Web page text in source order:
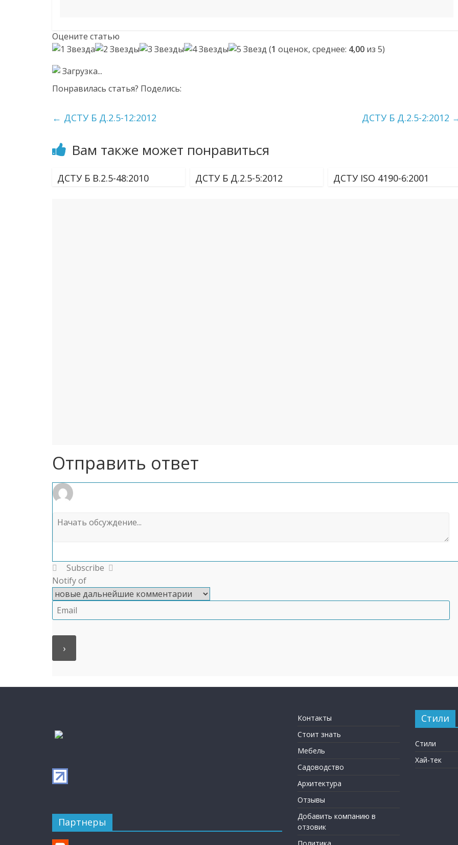
Оцените статью
(1 оценок, среднее: 4,00 из 5)
Загрузка...
Понравилась статья? Поделись:
← ДСТУ Б Д.2.5-12:2012 ДСТУ Б Д.2.5-2:2012
Вам также может понравиться
ДСТУ Б В.2.5-48:2010 ДСТУ Б Д.2.5-5:2012 ДСТУ ISO 4190-6:2001
Отправить ответ
Subscribe
Notify of
Партнеры
Контакты
Стоит знать
Мебель
Садоводство
Архитектура
Отзывы
Добавить компанию в
отзовик
Стили
Стили
Хай-тек